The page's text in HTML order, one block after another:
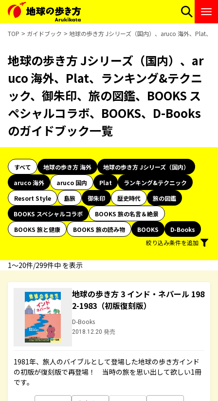
TOP ガイドブック 地球の歩き方 Jシリーズ（国内）、aruco 海外、Plat、
地球の歩き方 Jシリーズ（国内）、ar
uco 海外、Plat、ランキング&テクニ
ック、御朱印、旅の図鑑、BOOKS ス
ペシャルコラボ、BOOKS、D-Books
のガイドブック一覧
すべて 地球の歩き方 海外
地球の歩き方 Jシリーズ（国内）
aruco 海外
aruco 国内 Plat
ランキング&テクニック
Resort Style
島旅 御朱印 歴史時代
旅の図鑑
BOOKS スペシャルコラボ
BOOKS 旅の名言＆絶景
BOOKS 旅と健康
BOOKS 旅の読み物 BOOKS
D-Books
絞り込み条件を追加
1〜20件/299件中 を表示
地球の歩き方 3 インド・ネパール 198
2-1983（初版復刻版）
D-Books
2018.12.20 発売
1981年、旅人のバイブルとして登場した地球の歩き方インド
の初版が復刻版で再登場！ 当時の旅を思い出して欲しい1冊
です。